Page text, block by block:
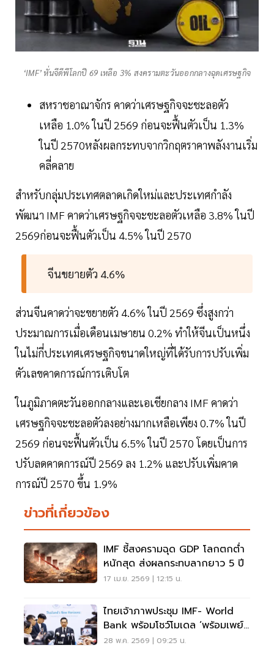
‘IMF’ หั่นจีดีพีโลกปี 69 เหลือ 3% สงครามตะวันออกกลางฉุดเศรษฐกิจ
สหราชอาณาจักร คาดว่าเศรษฐกิจจะชะลอตัว
เหลือ 1.0% ในปี 2569 ก่อนจะฟื้นตัวเป็น 1.3%
ในปี 2570หลังผลกระทบจากวิกฤตราคาพลังงานเริ่ม
คลี่คลาย
สำหรับกลุ่มประเทศตลาดเกิดใหม่และประเทศกำลัง
พัฒนา IMF คาดว่าเศรษฐกิจจะชะลอตัวเหลือ 3.8% ในปี
2569ก่อนจะฟื้นตัวเป็น 4.5% ในปี 2570
จีนขยายตัว 4.6%
ส่วนจีนคาดว่าจะขยายตัว 4.6% ในปี 2569 ซึ่งสูงกว่า
ประมาณการเมื่อเดือนเมษายน 0.2% ทำให้จีนเป็นหนึ่ง
ในไม่กี่ประเทศเศรษฐกิจขนาดใหญ่ที่ได้รับการปรับเพิ่ม
ตัวเลขคาดการณ์การเติบโต
ในภูมิภาคตะวันออกกลางและเอเชียกลาง IMF คาดว่า
เศรษฐกิจจะชะลอตัวลงอย่างมากเหลือเพียง 0.7% ในปี
2569 ก่อนจะฟื้นตัวเป็น 6.5% ในปี 2570 โดยเป็นการ
ปรับลดคาดการณ์ปี 2569 ลง 1.2% และปรับเพิ่มคาด
การณ์ปี 2570 ขึ้น 1.9%
ข่าวที่เกี่ยวข้อง
IMF ชี้สงครามฉุด GDP โลกตกต่ำ
หนักสุด ส่งผลกระทบลากยาว 5 ปี
17 เม.ย. 2569 | 12:15 น.
ไทยเจ้าภาพประชุม IMF- World
Bank พร้อมโชว์โมเดล ‘พร้อมเพย์’
สู่สายตาโลก
28 พ.ค. 2569 | 09:25 น.